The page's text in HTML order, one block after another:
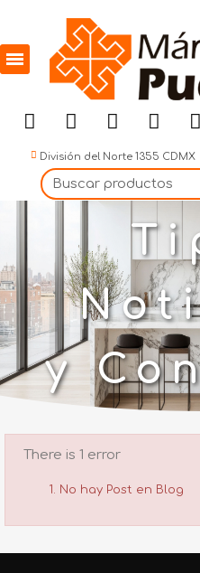
División del Norte 1355 CDMX
y
There is 1 error
No hay Post en Blog